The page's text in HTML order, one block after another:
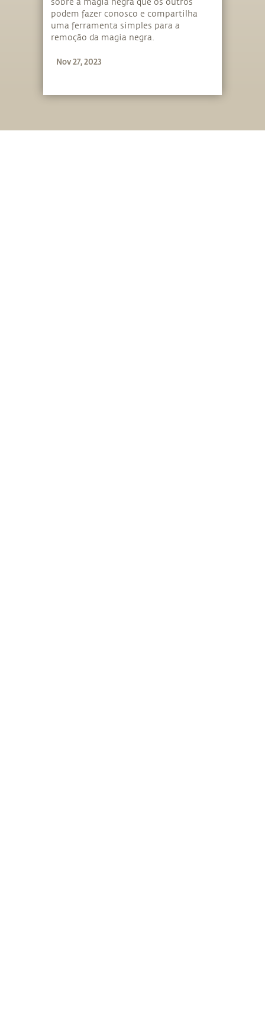
sobre a magia negra que os outros
podem fazer conosco e compartilha
uma ferramenta simples para a
remoção da magia negra.
Nov 27, 2023